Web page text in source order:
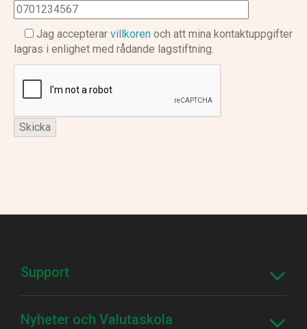
Jag accepterar villkoren och att mina kontaktuppgifter
lagras i enlighet med rådande lagstiftning.
Support
Nyheter och Valutaskola